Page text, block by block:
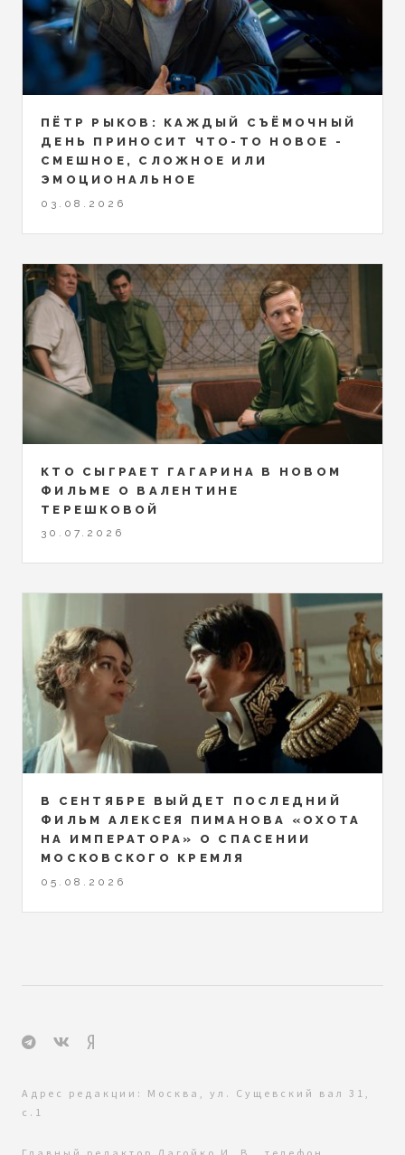
ПЁТР РЫКОВ: КАЖДЫЙ СЪЁМОЧНЫЙ
ДЕНЬ ПРИНОСИТ ЧТО-ТО НОВОЕ -
СМЕШНОЕ, СЛОЖНОЕ ИЛИ
ЭМОЦИОНАЛЬНОЕ
03.08.2026
КТО СЫГРАЕТ ГАГАРИНА В НОВОМ
ФИЛЬМЕ О ВАЛЕНТИНЕ
ТЕРЕШКОВОЙ
30.07.2026
В СЕНТЯБРЕ ВЫЙДЕТ ПОСЛЕДНИЙ
ФИЛЬМ АЛЕКСЕЯ ПИМАНОВА «ОХОТА
НА ИМПЕРАТОРА» О СПАСЕНИИ
МОСКОВСКОГО КРЕМЛЯ
05.08.2026
Адрес редакции: Москва, ул. Сущевский вал 31,
с.1